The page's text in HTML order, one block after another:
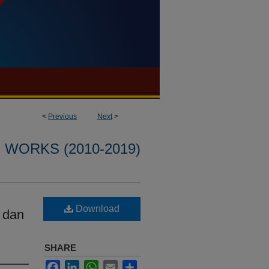
< Previous Next>
WORKS (2010-2019)
Download
SHARE
FacebookLinkedInWhatsApp
Email